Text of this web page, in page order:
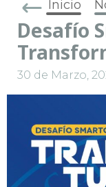
Inicio
Desafío
30 de Marzo,